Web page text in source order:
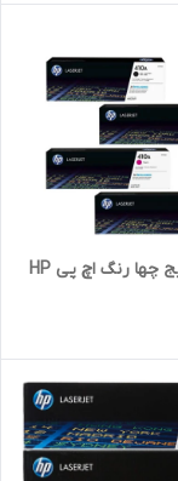
ست کارتریج چها رنگ اچ پی HP